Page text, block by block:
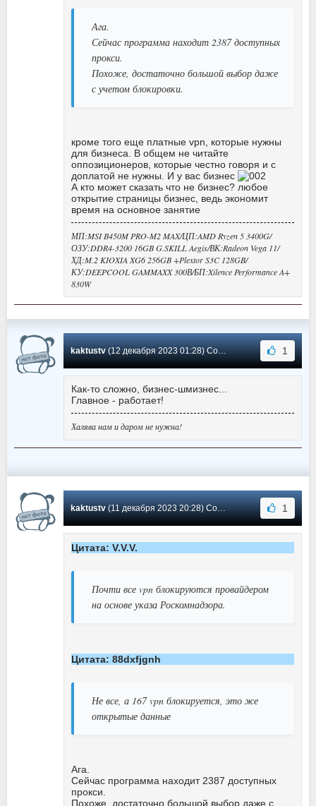
Ага.
Сейчас программа находит 2387 доступных
прокси.
Похоже, достаточно большой выбор даже
с учетом блокировки.
кроме того еще платные vpn, которые нужны
для бизнеса. В общем не читайте
оппозиционеров, которые честно говоря и с
доплатой не нужны. И у вас бизнес
А кто может сказать что не бизнес? любое
открытие страницы бизнес, ведь экономит
время на основное занятие
МП:MSI B450M PRO-M2 MAX/ЦП:AMD Ryzen 5 3400G/
ОЗУ:DDR4-3200 16GB G.SKILL Aegis/ВК:Radeon Vega 11/
ХД:M.2 KIOXIA XG6 256GB +Plextor S3C 128GB/
КУ:DEEPCOOL GAMMAXX 300В/БП:Xilence Performance A+
830W
kaktustv(12 декабря 2023 01:28) Сообщение #155 1
Как-то сложно, бизнес-шмизнес...
Главное - работает!
Халява нам и даром не нужна!
kaktustv(11 декабря 2023 20:28) Сообщение #154 1
Цитата: V.V.V.
Почти все vpn блокируются провайдером
на основе указа Роскомнадзора.
Цитата: 88dxfjgnh
Не все, а 167 vpn блокируется, это же
открытые данные
Ага.
Сейчас программа находит 2387 доступных
прокси.
Похоже, достаточно большой выбор даже с